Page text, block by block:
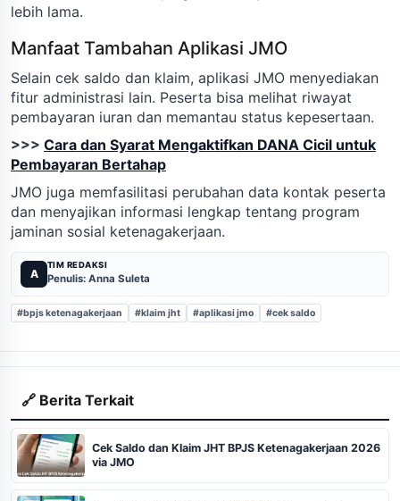
lebih lama.
Manfaat Tambahan Aplikasi JMO
Selain cek saldo dan klaim, aplikasi JMO menyediakan
fitur administrasi lain. Peserta bisa melihat riwayat
pembayaran iuran dan memantau status kepesertaan.
>>> Cara dan Syarat Mengaktifkan DANA Cicil untuk
Pembayaran Bertahap
JMO juga memfasilitasi perubahan data kontak peserta
dan menyajikan informasi lengkap tentang program
jaminan sosial ketenagakerjaan.
A
TIM REDAKSI
Penulis: Anna Suleta
#bpjs ketenagakerjaan #klaim jht #aplikasi jmo #cek saldo
🔗 Berita Terkait
Cek Saldo dan Klaim JHT BPJS Ketenagakerjaan 2026
via JMO